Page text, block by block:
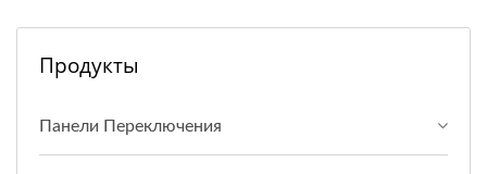
Продукты
Панели Переключения